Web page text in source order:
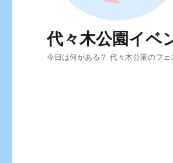
代々木公園イベ
今日は何がある？ 代々木公園のフ